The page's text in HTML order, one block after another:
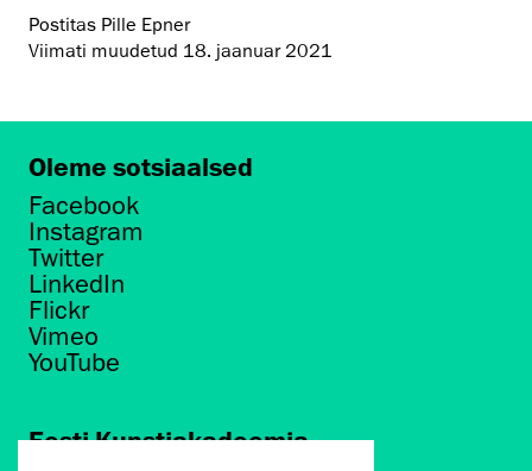
Postitas Pille Epner
Viimati muudetud 18. jaanuar 2021
Oleme sotsiaalsed
Facebook
Instagram
Twitter
LinkedIn
Flickr
Vimeo
YouTube
Eesti Kunstiakadeemia